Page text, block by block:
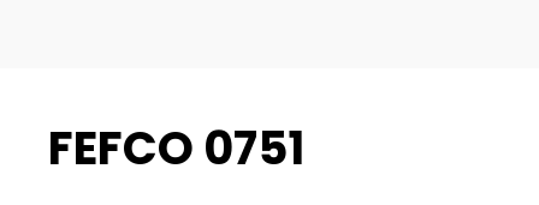
FEFCO 0751